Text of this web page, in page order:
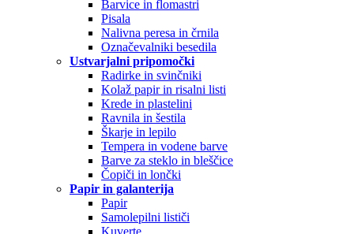
Barvice in flomastri
Pisala
Nalivna peresa in črnila
Označevalniki besedila
Ustvarjalni pripomočki
Radirke in svinčniki
Kolaž papir in risalni listi
Krede in plastelini
Ravnila in šestila
Škarje in lepilo
Tempera in vodene barve
Barve za steklo in bleščice
Čopiči in lončki
Papir in galanterija
Papir
Samolepilni lističi